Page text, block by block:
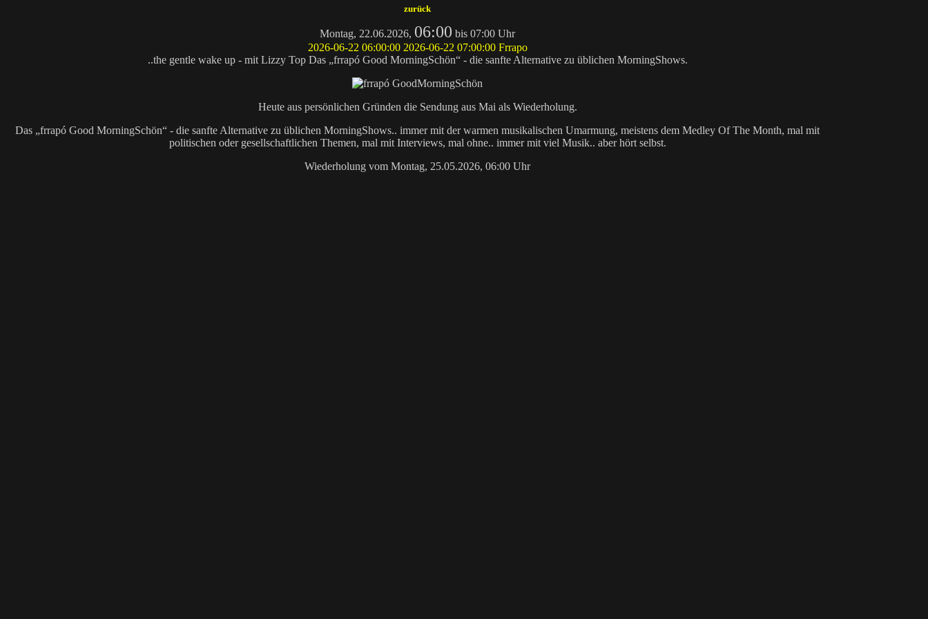
zurück
Montag, 22.06.2026, 06:00 bis 07:00 Uhr
2026-06-22 06:00:00 2026-06-22 07:00:00 Frrapo
..the gentle wake up - mit Lizzy Top Das „frrapó Good MorningSchön“ - die sanfte Alternative zu üblichen MorningShows.
Heute aus persönlichen Gründen die Sendung aus Mai als Wiederholung.
Das „frrapó Good MorningSchön“ - die sanfte Alternative zu üblichen MorningShows.. immer mit der warmen musikalischen Umarmung, meistens dem Medley Of The Month, mal mit
politischen oder gesellschaftlichen Themen, mal mit Interviews, mal ohne.. immer mit viel Musik.. aber hört selbst.
Wiederholung vom Montag, 25.05.2026, 06:00 Uhr